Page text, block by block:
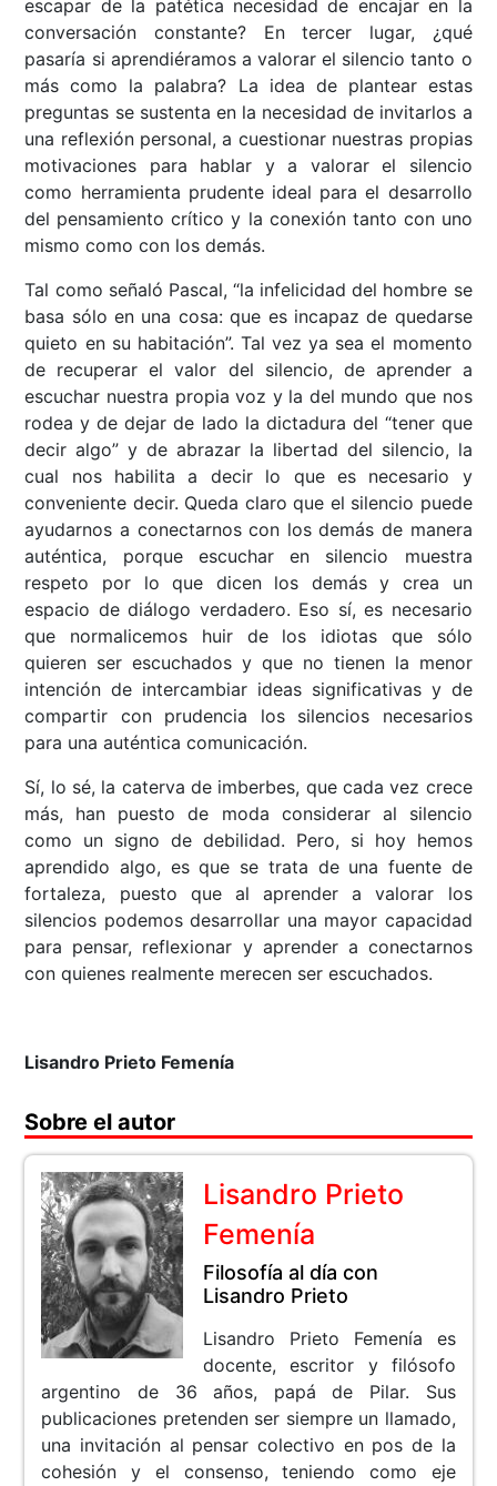
escapar de la patética necesidad de encajar en la
conversación constante? En tercer lugar, ¿qué
pasaría si aprendiéramos a valorar el silencio tanto o
más como la palabra? La idea de plantear estas
preguntas se sustenta en la necesidad de invitarlos a
una reflexión personal, a cuestionar nuestras propias
motivaciones para hablar y a valorar el silencio
como herramienta prudente ideal para el desarrollo
del pensamiento crítico y la conexión tanto con uno
mismo como con los demás.
Tal como señaló Pascal, “la infelicidad del hombre se
basa sólo en una cosa: que es incapaz de quedarse
quieto en su habitación”. Tal vez ya sea el momento
de recuperar el valor del silencio, de aprender a
escuchar nuestra propia voz y la del mundo que nos
rodea y de dejar de lado la dictadura del “tener que
decir algo” y de abrazar la libertad del silencio, la
cual nos habilita a decir lo que es necesario y
conveniente decir. Queda claro que el silencio puede
ayudarnos a conectarnos con los demás de manera
auténtica, porque escuchar en silencio muestra
respeto por lo que dicen los demás y crea un
espacio de diálogo verdadero. Eso sí, es necesario
que normalicemos huir de los idiotas que sólo
quieren ser escuchados y que no tienen la menor
intención de intercambiar ideas significativas y de
compartir con prudencia los silencios necesarios
para una auténtica comunicación.
Sí, lo sé, la caterva de imberbes, que cada vez crece
más, han puesto de moda considerar al silencio
como un signo de debilidad. Pero, si hoy hemos
aprendido algo, es que se trata de una fuente de
fortaleza, puesto que al aprender a valorar los
silencios podemos desarrollar una mayor capacidad
para pensar, reflexionar y aprender a conectarnos
con quienes realmente merecen ser escuchados.
Lisandro Prieto Femenía
Sobre el autor
Lisandro Prieto
Femenía
Filosofía al día con
Lisandro Prieto
Lisandro Prieto Femenía es
docente, escritor y filósofo
argentino de 36 años, papá de Pilar. Sus
publicaciones pretenden ser siempre un llamado,
una invitación al pensar colectivo en pos de la
cohesión y el consenso, teniendo como eje